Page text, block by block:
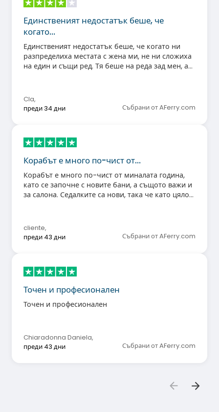
Единственият недостатък беше, че
когато…
Единственият недостатък беше, че когато ни
разпределиха местата с жена ми, не ни сложиха
на един и същи ред. Тя беше на реда зад мен, а
Cla,
преди 34 дни
Събрани от AFerry.com
Корабът е много по-чист от…
Корабът е много по-чист от миналата година,
като се започне с новите бани, а същото важи и
за салона. Седалките са нови, така че като цяло
cliente,
преди 43 дни
Събрани от AFerry.com
Точен и професионален
Точен и професионален
Chiaradonna Daniela,
преди 43 дни
Събрани от AFerry.com